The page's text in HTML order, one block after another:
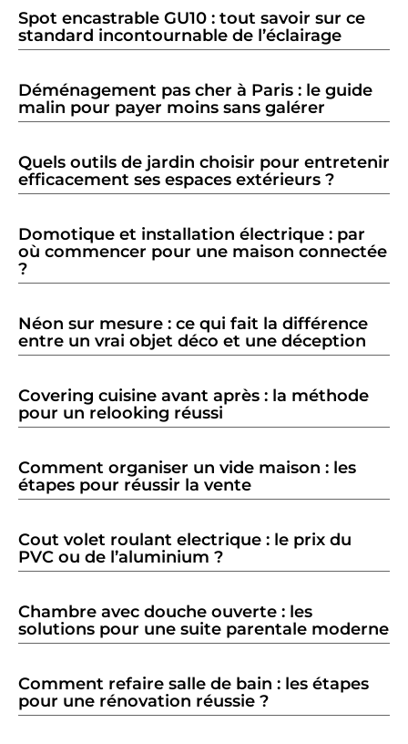
Spot encastrable GU10 : tout savoir sur ce
standard incontournable de l’éclairage
Déménagement pas cher à Paris : le guide
malin pour payer moins sans galérer
Quels outils de jardin choisir pour entretenir
efficacement ses espaces extérieurs ?
Domotique et installation électrique : par
où commencer pour une maison connectée
?
Néon sur mesure : ce qui fait la différence
entre un vrai objet déco et une déception
Covering cuisine avant après : la méthode
pour un relooking réussi
Comment organiser un vide maison : les
étapes pour réussir la vente
Cout volet roulant electrique : le prix du
PVC ou de l’aluminium ?
Chambre avec douche ouverte : les
solutions pour une suite parentale moderne
Comment refaire salle de bain : les étapes
pour une rénovation réussie ?